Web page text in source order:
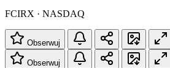
FCIRX · NASDAQ
Obserwuj
Obserwuj